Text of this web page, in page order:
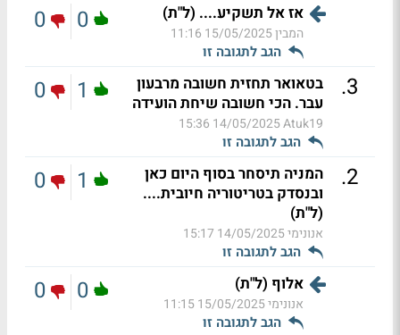
אז אל תשקיע.... (ל"ת)
המבין15/05/2025 11:16
הגב לתגובה זו
0
0
3
.
בטאואר תחזית חשובה מרבעון
עבר. הכי חשובה שיחת הועידה
Atuk19
14/05/2025 15:36
הגב לתגובה זו
1
0
2
.
המניה תיסחר בסוף היום כאן
ובנסדק בטריטוריה חיובית....
(ל"ת)
אנונימי14/05/2025 15:17
הגב לתגובה זו
1
0
אלוף (ל"ת)
אנונימי15/05/2025 11:15
הגב לתגובה זו
0
0